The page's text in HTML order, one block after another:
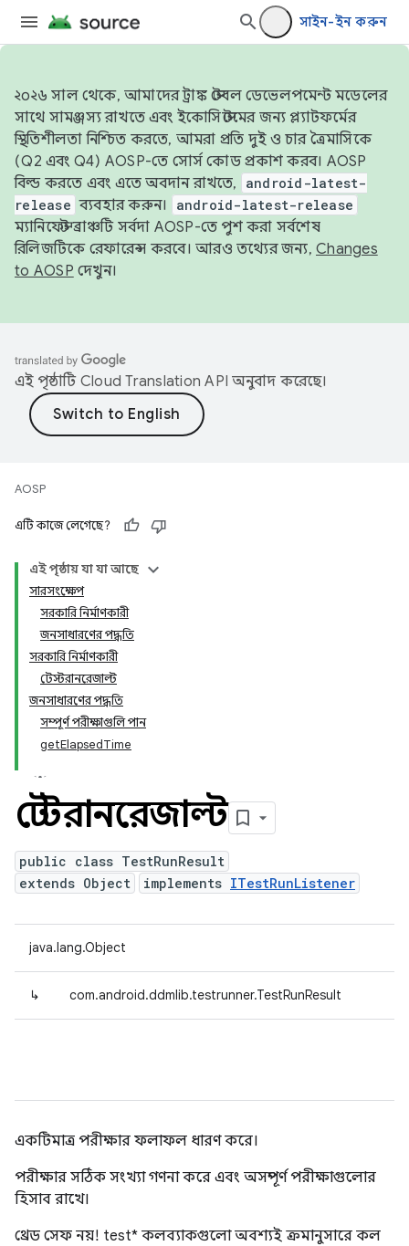
সাইন-ইন করুন
২০২৬ সাল থেকে, আমাদের ট্রাঙ্ক স্টেবল ডেভেলপমেন্ট মডেলের
সাথে সামঞ্জস্য রাখতে এবং ইকোসিস্টেমের জন্য প্ল্যাটফর্মের
স্থিতিশীলতা নিশ্চিত করতে, আমরা প্রতি দুই ও চার ত্রৈমাসিকে
(Q2 এবং Q4) AOSP-তে সোর্স কোড প্রকাশ করব। AOSP
বিল্ড করতে এবং এতে অবদান রাখতে,
android-latest-
release ব্যবহার করুন। android-latest-release
ম্যানিফেস্ট ব্রাঞ্চটি সর্বদা AOSP-তে পুশ করা সর্বশেষ
রিলিজটিকে রেফারেন্স করবে। আরও তথ্যের জন্য, Changes
to AOSP দেখুন।
এই পৃষ্ঠাটি Cloud Translation API অনুবাদ করেছে।
AOSP
এটি কাজে লেগেছে?
এই পৃষ্ঠায় যা যা আছে
সারসংক্ষেপ
সরকারি নির্মাণকারী
জনসাধারণের পদ্ধতি
সরকারি নির্মাণকারী
টেস্টরানরেজাল্ট
জনসাধারণের পদ্ধতি
সম্পূর্ণ পরীক্ষাগুলি পান
getElapsedTime
টেস্টরানরেজাল্ট
public class TestRunResult
extends Object
implements ITestRunListener
java.lang.Object
↳ com.android.ddmlib.testrunner.TestRunResult
একটিমাত্র পরীক্ষার ফলাফল ধারণ করে।
পরীক্ষার সঠিক সংখ্যা গণনা করে এবং অসম্পূর্ণ পরীক্ষাগুলোর
হিসাব রাখে।
থ্রেড সেফ নয়! test* কলব্যাকগুলো অবশ্যই ক্রমানুসারে কল